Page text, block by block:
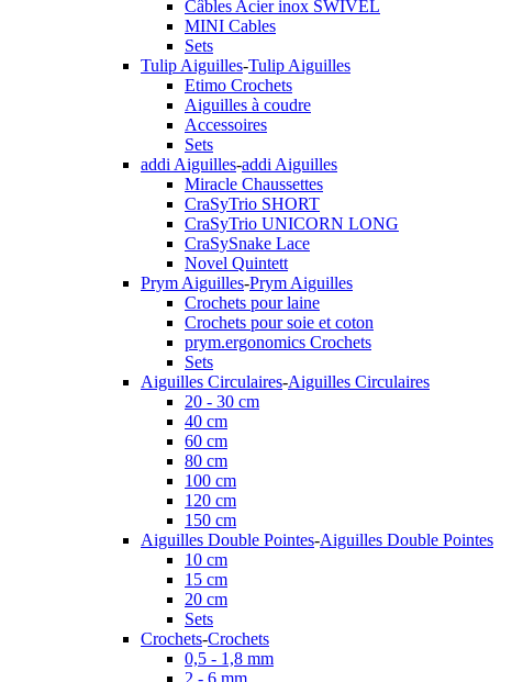
Câbles Acier inox SWIVEL
MINI Cables
Sets
Tulip Aiguilles-Tulip Aiguilles
Etimo Crochets
Aiguilles à coudre
Accessoires
Sets
addi Aiguilles-addi Aiguilles
Miracle Chaussettes
CraSyTrio SHORT
CraSyTrio UNICORN LONG
CraSySnake Lace
Novel Quintett
Prym Aiguilles-Prym Aiguilles
Crochets pour laine
Crochets pour soie et coton
prym.ergonomics Crochets
Sets
Aiguilles Circulaires-Aiguilles Circulaires
20 - 30 cm
40 cm
60 cm
80 cm
100 cm
120 cm
150 cm
Aiguilles Double Pointes-Aiguilles Double Pointes
10 cm
15 cm
20 cm
Sets
Crochets-Crochets
0,5 - 1,8 mm
2 - 6 mm